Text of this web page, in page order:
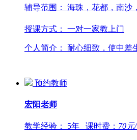
辅导范围： 海珠，花都，南沙
授课方式： 一对一家教上门
个人简介： 耐心细致，使中差
预约教师
宏阳老师
教学经验： 5年 课时费： 70元